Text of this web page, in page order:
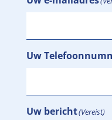
Uw
Uw bericht(Vereist)